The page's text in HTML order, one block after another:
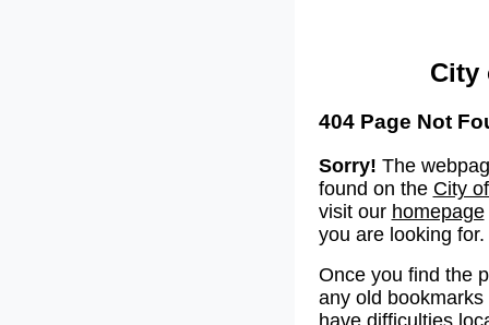
City
404 Page Not
Sorry! The
found on the City
visit our homepage
you are looking for.
Once you find the
any old
have difficulties